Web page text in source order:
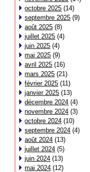
octobre 2025 (14)
septembre 2025 (9)
août 2025 (8)
juillet 2025 (4)
juin 2025 (4)
mai 2025 (9)
avril 2025 (16)
mars 2025 (21)
février 2025 (11)
janvier 2025 (13)
décembre 2024 (4)
novembre 2024 (3)
octobre 2024 (10)
septembre 2024 (4)
août 2024 (13)
juillet 2024 (5)
juin 2024 (13)
mai 2024 (12)